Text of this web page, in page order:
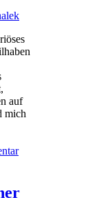
auf
mich